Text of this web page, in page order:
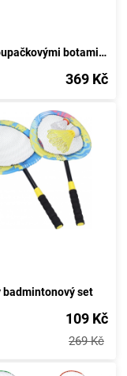
Hra s houpačkovými botami Swingin' Kopyta od Fat Brain
369 Kč
badmintonový set
109 Kč
269 Kč